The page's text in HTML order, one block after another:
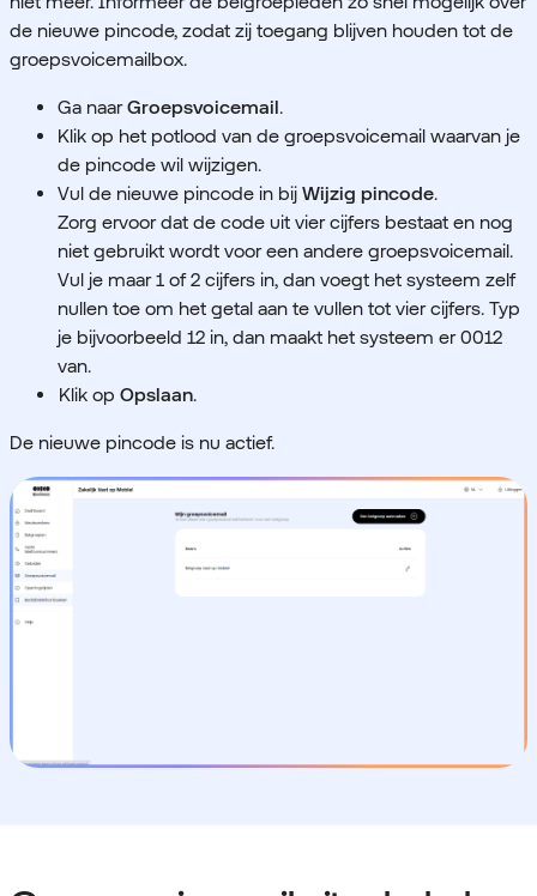
de nieuwe pincode, zodat zij toegang blijven houden tot de
groepsvoicemailbox.
Ga naarGroepsvoicemail.
Klik op het potlood van de groepsvoicemail waarvan je
de pincode wil wijzigen.
Vul de nieuwe pincode in bij Wijzig pincode.
Zorg ervoor dat de code uit vier cijfers bestaat en nog
niet gebruikt wordt voor een andere groepsvoicemail.
Vul je maar 1 of 2 cijfers in, dan voegt het systeem zelf
nullen toe om het getal aan te vullen tot vier cijfers. Typ
je bijvoorbeeld 12 in, dan maakt het systeem er 0012
van.
Klik op Opslaan.
De nieuwe pincode is nu actief.